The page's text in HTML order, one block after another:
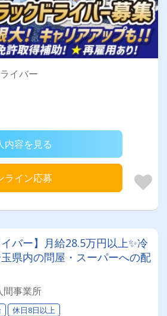
イバー
内容を見る
ライン応募
バー】月給28.5万円以上✨冷
県内の問屋・スーパーへの配
間事業所
休日8日以上